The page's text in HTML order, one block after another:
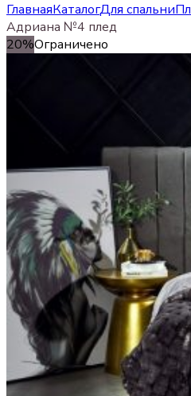
ГлавнаяКаталогДля спальни
Адриана №4 плед
20%Ограничено